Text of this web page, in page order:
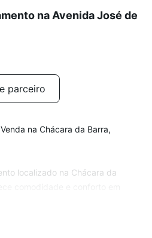
na Avenida José de
parceiro
na Chácara da Barra,
localizado na Chácara da
Com 2 dormitórios, sala para 2
é ideal para quem busca